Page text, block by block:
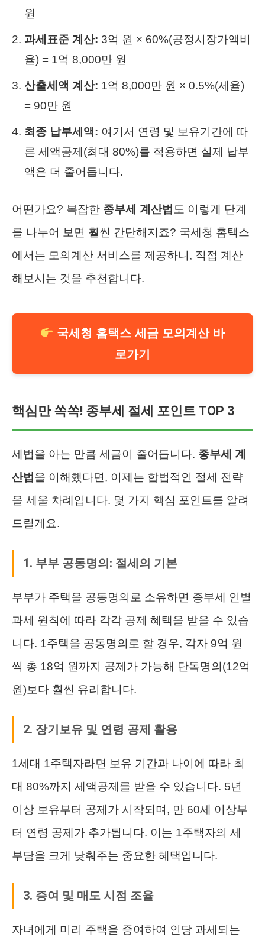
원
과세표준 계산: 3억 원 × 60%(공정시장가액비
율) = 1억 8,000만 원
산출세액 계산: 1억 8,000만 원 × 0.5%(세율)
= 90만 원
최종 납부세액: 여기서 연령 및 보유기간에 따
른 세액공제(최대 80%)를 적용하면 실제 납부
액은 더 줄어듭니다.
어떤가요? 복잡한 종부세 계산법 도 이렇게 단계
를 나누어 보면 훨씬 간단해지죠? 국세청 홈택스
에서는 모의계산 서비스를 제공하니, 직접 계산
해보시는 것을 추천합니다.
국세청 홈택스 세금 모의계산 바
로가기
핵심만 쏙쏙! 종부세 절세 포인트 TOP 3
세법을 아는 만큼 세금이 줄어듭니다. 종부세 계
산법 을 이해했다면, 이제는 합법적인 절세 전략
을 세울 차례입니다. 몇 가지 핵심 포인트를 알려
드릴게요.
1. 부부 공동명의: 절세의 기본
부부가 주택을 공동명의로 소유하면 종부세 인별
과세 원칙에 따라 각각 공제 혜택을 받을 수 있습
니다. 1주택을 공동명의로 할 경우, 각자 9억 원
씩 총 18억 원까지 공제가 가능해 단독명의(12억
원)보다 훨씬 유리합니다.
2. 장기보유 및 연령 공제 활용
1세대 1주택자라면 보유 기간과 나이에 따라 최
대 80%까지 세액공제를 받을 수 있습니다. 5년
이상 보유부터 공제가 시작되며, 만 60세 이상부
터 연령 공제가 추가됩니다. 이는 1주택자의 세
부담을 크게 낮춰주는 중요한 혜택입니다.
3. 증여 및 매도 시점 조율
자녀에게 미리 주택을 증여하여 인당 과세되는